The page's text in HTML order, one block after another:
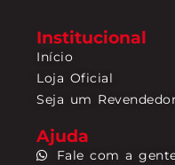
Institucional
Início
Loja Oficial
Seja um Revendedor
Ajuda
Fale com a